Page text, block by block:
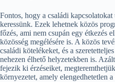
Fontos, hogy a családi
keressünk. Ezek lehetnek közös
főzés, ami nem csupán egy étkezés
közösség megélésére is. A közös
családi kötelékeket, és a
nehezen élhető helyzetekben is.
fejezik ki érzéseiket,
környezetet, amely elengedhetetlen